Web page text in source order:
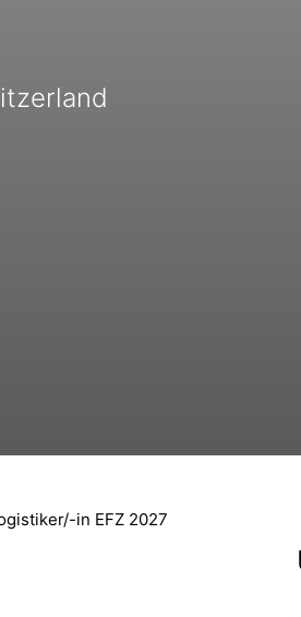
in EFZ 2027